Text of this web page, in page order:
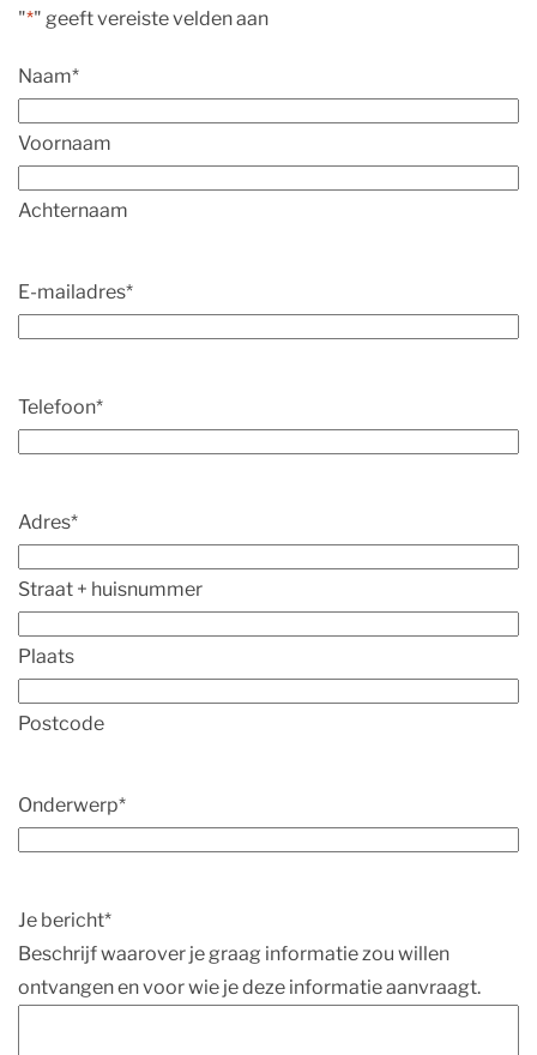
"*" geeft vereiste velden aan
Naam*
Voornaam
Achternaam
E-mailadres*
Telefoon*
Adres*
Straat + huisnummer
Plaats
Postcode
Onderwerp*
Je bericht*
Beschrijf waarover je graag informatie zou willen
ontvangen en voor wie je deze informatie aanvraagt.